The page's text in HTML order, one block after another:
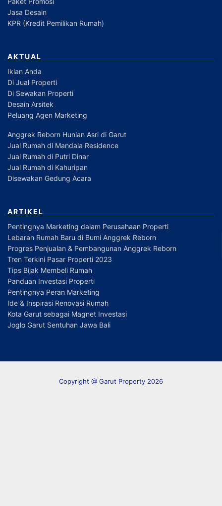
Jasa Desain
KPR (Kredit Pemilikan Rumah)
AKTUAL
Iklan Anda
Di Jual Properti
Di Sewakan Properti
Desain Arsitek
Peluang Agen Marketing
Anggrek Reborn Hunian Asri di Garut
Jual Rumah di Mandala Residence
Jual Rumah di Putri Dinar
Jual Rumah di Kahuripan
Disewakan Gedung Acara
ARTIKEL
Pentingnya Marketing dalam Perusahaan Properti
Lebaran Rumah Baru di Bumi Anggrek Reborn
Progres Penjualan & Pembangunan Anggrek Reborn
Tren Terkini Pasar Properti 2023
Tips Bijak Membeli Rumah
Panduan Investasi Properti
Pentingnya Peran Marketing
Ide & Inspirasi Renovasi Rumah
Kota Garut sebagai Magnet Investasi
Joglo Garut Sentuhan Jawa Bali
Copyright @ Garut Property 2026